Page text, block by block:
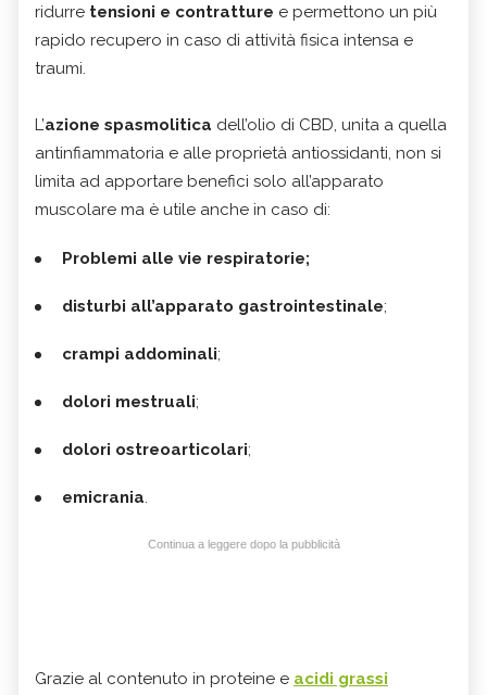
ridurre tensioni e contratture e permettono un più
rapido recupero in caso di attività fisica intensa e
traumi.
L’azione spasmolitica dell’olio di CBD, unita a quella
antinfiammatoria e alle proprietà antiossidanti, non si
limita ad apportare benefici solo all’apparato
muscolare ma è utile anche in caso di:
Problemi alle vie respiratorie;
disturbi all’apparato gastrointestinale;
crampi addominali;
dolori mestruali;
dolori ostreoarticolari;
emicrania.
Continua a leggere dopo la pubblicità
Grazie al contenuto in proteine e acidi grassi